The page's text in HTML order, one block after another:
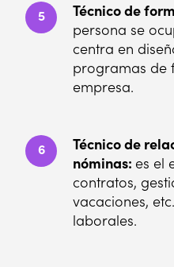
5 Técnico de
persona se
centra en
programas de
empresa.
6
Técnico de
nóminas: es el
contratos,
vacaciones,
laborales.